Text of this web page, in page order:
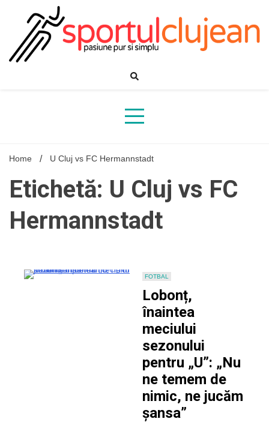
Home U Cluj vs FC Hermannstadt
Etichetă: U Cluj vs FC
Hermannstadt
FOTBAL
Lobonț,
înaintea
meciului
sezonului
pentru „U”: „Nu
ne temem de
nimic, ne jucăm
șansa”